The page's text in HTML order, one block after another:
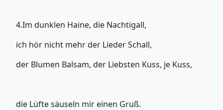
4.Im dunklen Haine, die Nachtigall,
ich hör nicht mehr der Lieder Schall,
der Blumen Balsam, der Liebsten Kuss, je Kuss,
die Lüfte säuseln mir einen Gruß.